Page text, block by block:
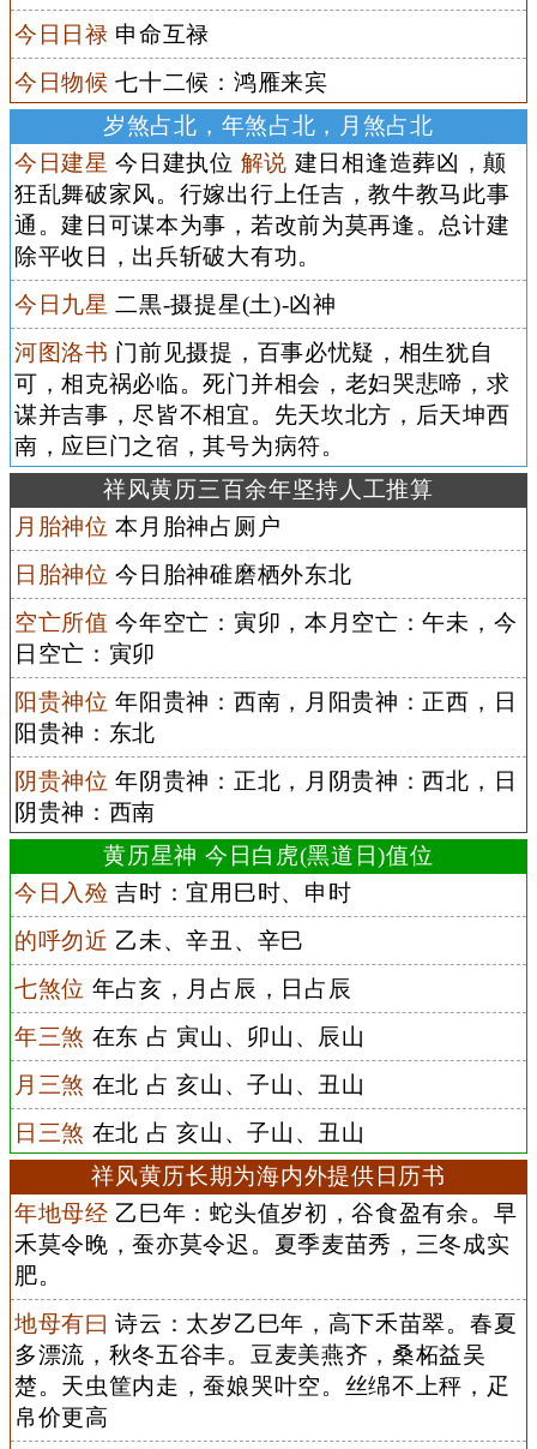
今日日禄 申命互禄
今日物候 七十二候：鸿雁来宾
岁煞占北，年煞占北，月煞占北
今日建星 今日建执位 解说 建日相逢造葬凶，颠
狂乱舞破家风。行嫁出行上任吉，教牛教马此事
通。建日可谋本为事，若改前为莫再逢。总计建
除平收日，出兵斩破大有功。
今日九星 二黒-摄提星(土)-凶神
河图洛书 门前见摄提，百事必忧疑，相生犹自
可，相克祸必临。死门并相会，老妇哭悲啼，求
谋并吉事，尽皆不相宜。先天坎北方，后天坤西
南，应巨门之宿，其号为病符。
祥风黄历三百余年坚持人工推算
月胎神位 本月胎神占厕户
日胎神位 今日胎神碓磨栖外东北
空亡所值 今年空亡：寅卯，本月空亡：午未，今
日空亡：寅卯
阳贵神位 年阳贵神：西南，月阳贵神：正西，日
阳贵神：东北
阴贵神位 年阴贵神：正北，月阴贵神：西北，日
阴贵神：西南
黄历星神 今日白虎(黑道日)值位
今日入殓 吉时：宜用巳时、申时
的呼勿近 乙未、辛丑、辛巳
七煞位 年占亥，月占辰，日占辰
年三煞 在东 占 寅山、卯山、辰山
月三煞 在北 占 亥山、子山、丑山
日三煞 在北 占 亥山、子山、丑山
祥风黄历长期为海内外提供日历书
年地母经 乙巳年：蛇头值岁初，谷食盈有余。早
禾莫令晚，蚕亦莫令迟。夏季麦苗秀，三冬成实
肥。
地母有曰 诗云：太岁乙巳年，高下禾苗翠。春夏
多漂流，秋冬五谷丰。豆麦美燕齐，桑柘益吴
楚。天虫筐内走，蚕娘哭叶空。丝绵不上秤，疋
帛价更高